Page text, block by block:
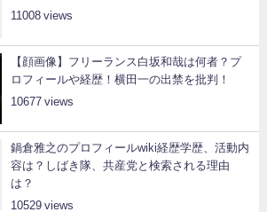
11008
【顔画像】フリーランス白坂和哉は何者？プ
ロフィールや経歴！横田一の出禁を批判！
10677
鍋倉雅之のプロフィールwiki経歴学歴、活動内
容は？しばき隊、共産党と検索される理由
は？
10529